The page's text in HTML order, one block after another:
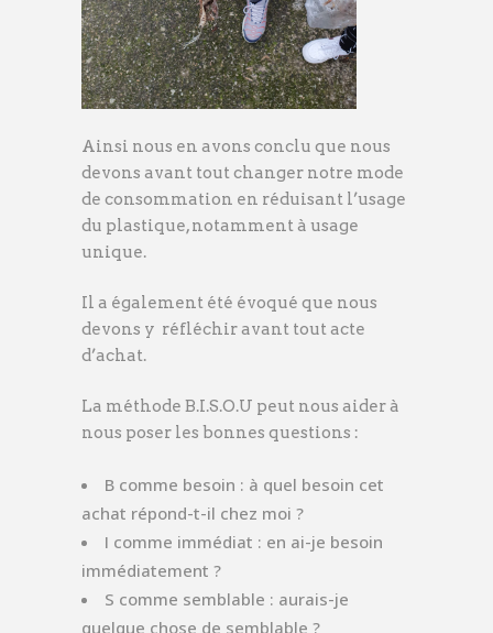
Ainsi nous en avons conclu que nous
devons avant tout changer notre mode
de consommation en réduisant l’usage
du plastique, notamment à usage
unique.
Il a également été évoqué que nous
devons y réfléchir avant tout acte
d’achat.
La méthode B.I.S.O.U peut nous aider à
nous poser les bonnes questions :
B comme besoin : à quel besoin cet
achat répond-t-il chez moi ?
I comme immédiat : en ai-je besoin
immédiatement ?
S comme semblable : aurais-je
quelque chose de semblable ?